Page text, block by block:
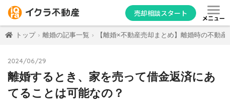
売却相談スタート
メニュー
トップ 離婚の記事一覧 【離婚×不動産売却まとめ】離婚時の不動
2024/06/29
離婚するとき、家を売って借金返済にあ
てることは可能なの？